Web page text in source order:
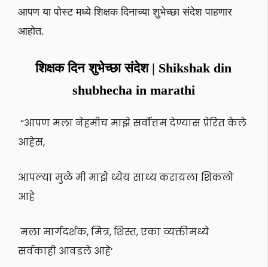
आपण या पोस्ट मध्ये शिक्षक दिनाच्या शुभेच्छा संदेश पाहणार
आहोत.
शिक्षक दिन शुभेच्छा संदेश | Shikshak din
shubhecha in marathi
“आपण मला नेहमीच माझे सर्वोत्तम देण्यास प्रेरित केले
आहेस,
आपल्या मुळे मी माझे ध्येय साध्य करायला शिकलो
आहे
मला मार्गदर्शक, मित्र, शिस्त, एका व्यक्तीमध्ये
सर्वकाही आवडले आहे’